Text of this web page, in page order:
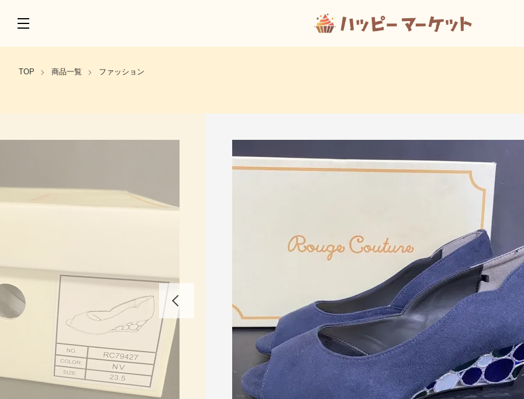
TOP 商品一覧 ファッション